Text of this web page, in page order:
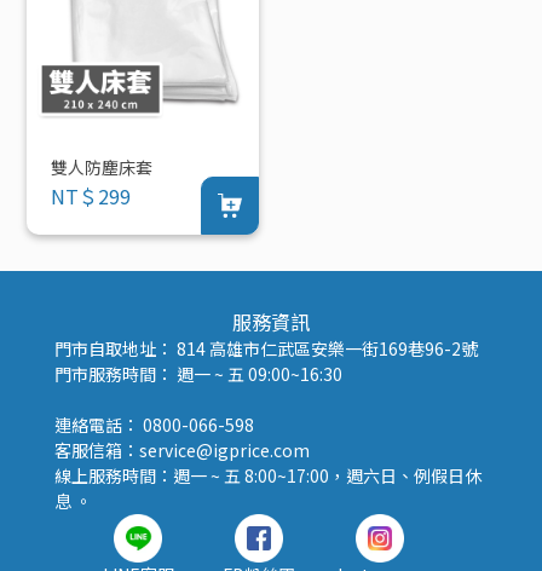
雙人防塵床套
NT＄299
服務資訊
門市自取地址： 814 高雄市仁武區安樂一街169巷96-2號
門市服務時間： 週一 ~ 五 09:00~16:30
連絡電話： 0800-066-598
客服信箱：service@igprice.com
線上服務時間：週一 ~ 五 8:00~17:00，週六日、例假日休
息 。